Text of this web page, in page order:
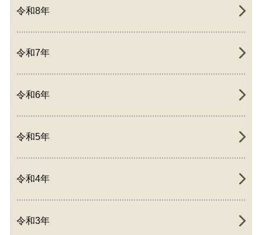
令和8年
令和7年
令和6年
令和5年
令和4年
令和3年